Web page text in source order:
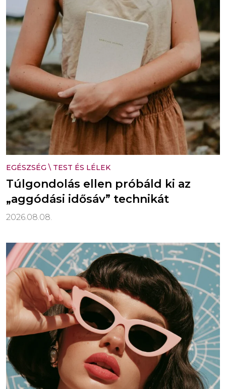
EGÉSZSÉG \ TEST ÉS LÉLEK
Túlgondolás ellen próbáld ki az
„aggódási idősáv” technikát
2026.08.08.